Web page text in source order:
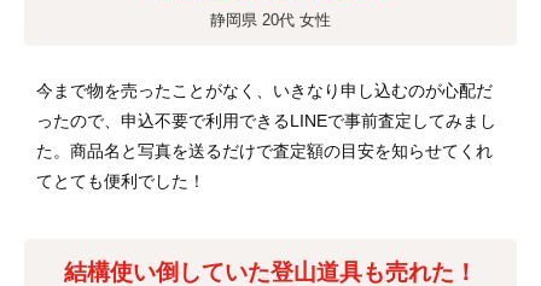
静岡県 20代 女性
今まで物を売ったことがなく、いきなり申し込むのが心配だ
ったので、申込不要で利用できるLINEで事前査定してみまし
た。商品名と写真を送るだけで査定額の目安を知らせてくれ
てとても便利でした！
結構使い倒していた登山道具も売れた！